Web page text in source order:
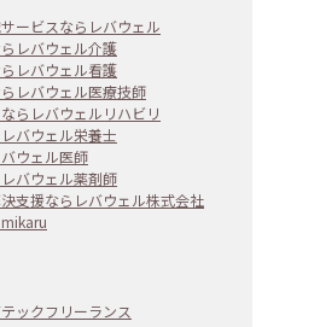
ービスならレバウェル
レバウェル介護
レバウェル看護
レバウェル医療技師
らレバウェルリハビリ
バウェル栄養士
ウェル医師
バウェル薬剤師
支援ならレバウェル株式会社
ックフリーランス